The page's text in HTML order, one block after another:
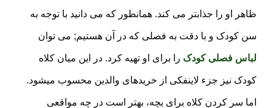
ظاهر او را جذابتر می کند. همانطور که می دانید با توجه به
سن کودک و با دقت به فصلی که در آن هستیم; می توان
لباس فصلی کودک را برای او تهیه کرد. در این میان کلاه
کودک نیز جزء لاینفکی از خریدهای والدین محسوب میشود.
اما سر کردن کلاه برای بچه، بهتر است در چه مواقعی